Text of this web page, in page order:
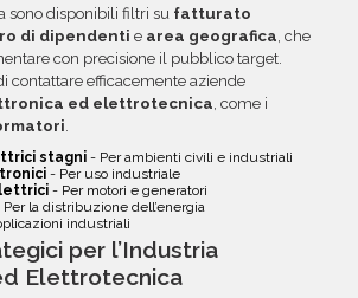
sono disponibili filtri su fatturato
di dipendenti e area geografica , che
con precisione il pubblico target.
contattare efficacemente aziende
ed elettrotecnica , come i
stagni - Per ambienti civili e industriali
- Per uso industriale
- Per motori e generatori
Per la distribuzione dell’energia
industriali
per l’Industria
Elettrotecnica